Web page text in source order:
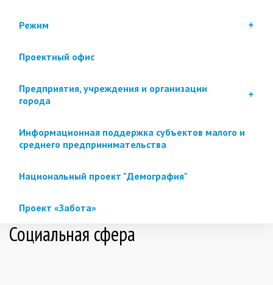
Режим
Проектный офис
Предприятия, учреждения и организации
города
Информационная поддержка субъектов малого и
среднего предпринимательства
Национальный проект "Демография"
Проект «Забота»
Социальная сфера